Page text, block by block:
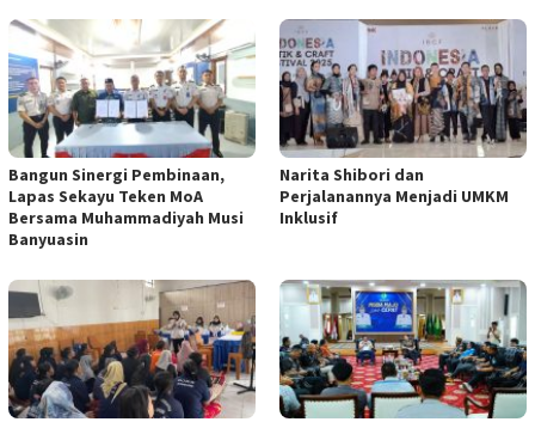
Bangun Sinergi Pembinaan,
Lapas Sekayu Teken MoA
Bersama Muhammadiyah Musi
Banyuasin
Narita Shibori dan
Perjalanannya Menjadi UMKM
Inklusif